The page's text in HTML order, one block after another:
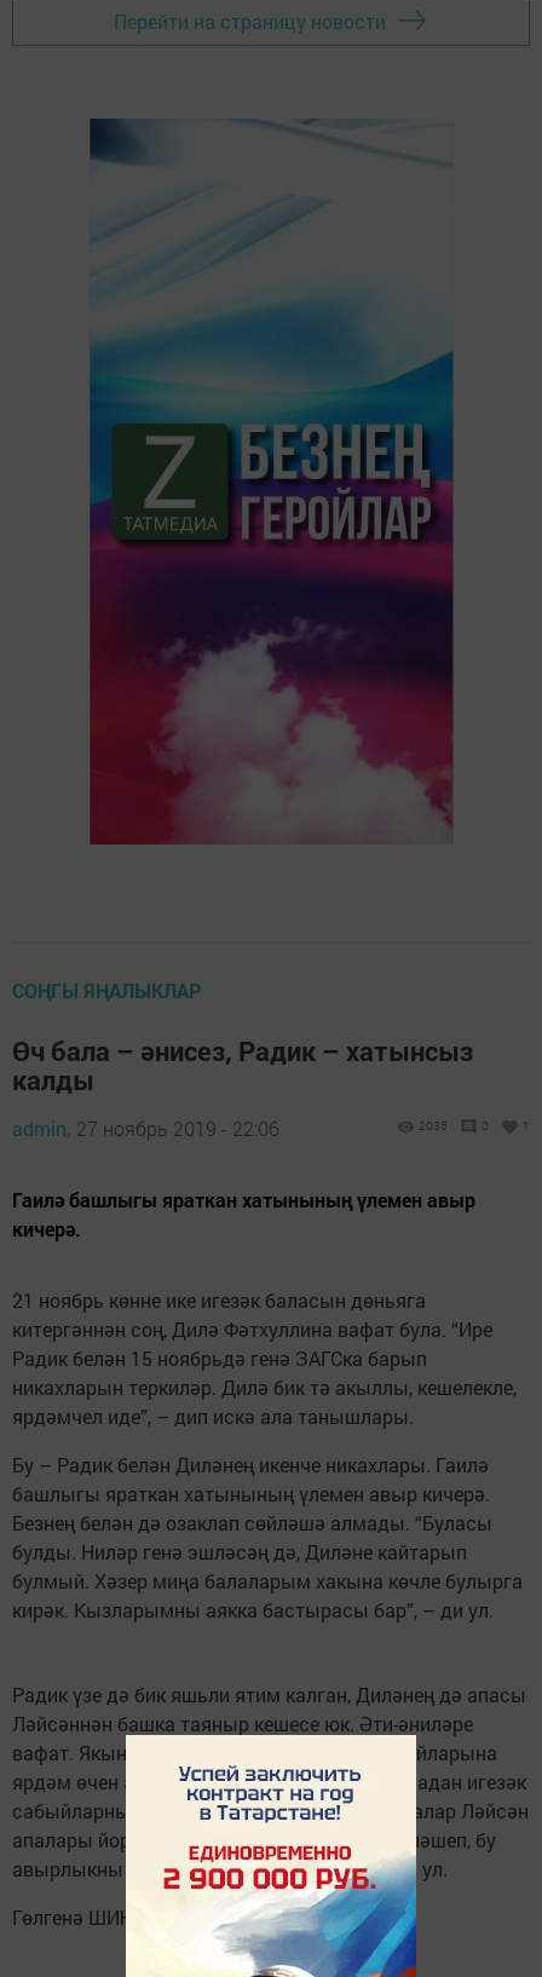
Перейти на страницу новости
СОҢГЫ ЯҢАЛЫКЛАР
Өч бала – әнисез, Радик – хатынсыз
калды
admin, 27 ноябрь 2019 - 22:06 2035 0 1
Гаилә башлыгы яраткан хатынының үлемен авыр
кичерә.
21 ноябрь көнне ике игезәк баласын дөньяга
китергәннән соң, Дилә Фәтхуллина вафат була. “Ире
Радик белән 15 ноябрьдә генә ЗАГСка барып
никахларын теркиләр. Дилә бик тә акыллы, кешелекле,
ярдәмчел иде”, – дип искә ала танышлары.
Бу – Радик белән Диләнең икенче никахлары. Гаилә
башлыгы яраткан хатынының үлемен авыр кичерә.
Безнең белән дә озаклап сөйләшә алмады. “Буласы
булды. Ниләр генә эшләсәң дә, Диләне кайтарып
булмый. Хәзер миңа балаларым хакына көчле булырга
кирәк. Кызларымны аякка бастырасы бар”, – ди ул.
Радик үзе дә бик яшьли ятим калган, Диләнең дә апасы
Ләйсәннән башка таяныр кешесе юк. Әти-әниләре
вафат. Якыннары, дуслары Радикның сабыйларына
ярдәм өчен акча җыя башлаганнар. Ике атнадан игезәк
сабыйларны хастаханәдән чыгаралар. Балалар Ләйсән
апалары йортына кайтачак. “Ике гаилә берләшеп, бу
авырлыкны бергә күтәрсәк кенә инде”, – ди ул.
Гөлгенә ШИҺАПОВА/
Ватаным Татарстан